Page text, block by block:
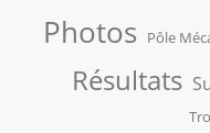
Photos Pôle
Résultats